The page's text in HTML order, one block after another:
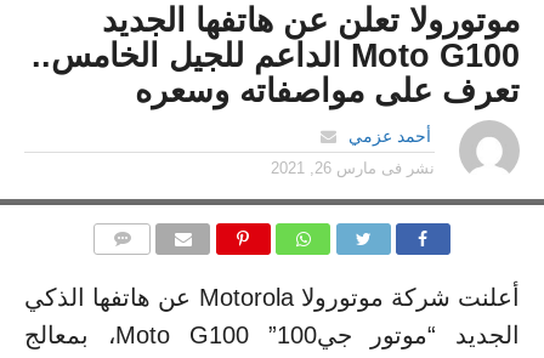
موتورولا تعلن عن هاتفها الجديد
Moto G100 الداعم للجيل الخامس..
تعرف على مواصفاته وسعره
أحمد عزمي
نشر فى مارس 26, 2021
أعلنت شركة موتورولا Motorola عن هاتفها الذكي
الجديد “موتور جي100” Moto G100، بمعالج